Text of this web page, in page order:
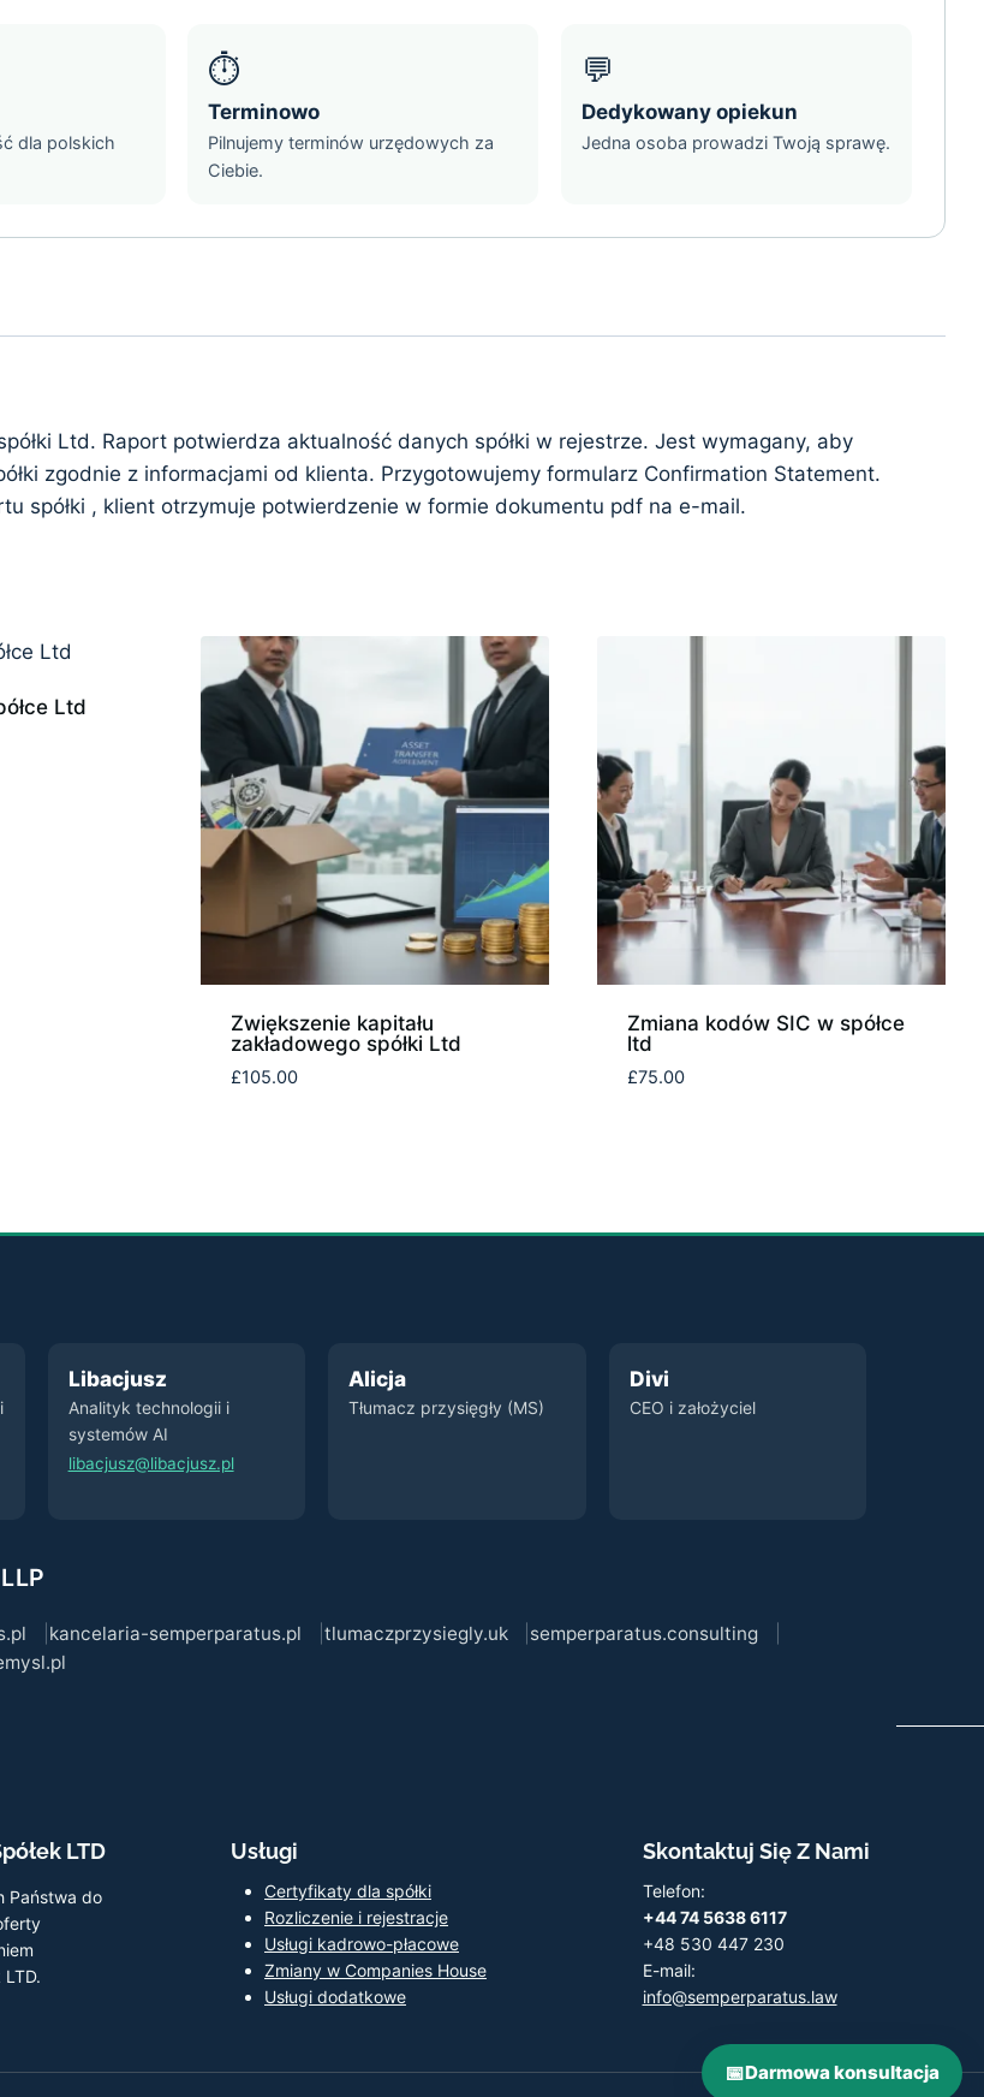
dla polskich
⏱️
Terminowo
Pilnujemy terminów urzędowych za
Ciebie.
💬
Dedykowany opiekun
Jedna osoba prowadzi Twoją sprawę.
Ltd. Raport potwierdza aktualność danych spółki w rejestrze. Jest wymagany, aby
zgodnie z informacjami od klienta. Przygotowujemy formularz Confirmation Statement.
spółki , klient otrzymuje potwierdzenie w formie dokumentu pdf na e-mail.
Ltd
Zwiększenie kapitału
zakładowego spółki Ltd
£105.00
Zmiana kodów SIC w spółce
ltd
£75.00
Libacjusz
Analityk technologii i
systemów AI
libacjusz@libacjusz.pl
Alicja
Tłumacz przysięgły (MS)
Divi
CEO i założyciel
kancelaria-semperparatus.pl tlumaczprzysiegly.uk
semperparatus.consulting
LTD
Państwa do
Usługi
Certyfikaty dla spółki
Rozliczenie i rejestracje
Usługi kadrowo-płacowe
Zmiany w Companies House
Usługi dodatkowe
Skontaktuj Się Z Nami
Telefon:
+44 74 5638 6117
+48 530 447 230
E-mail:
info@semperparatus.law
📅Darmowa konsultacja